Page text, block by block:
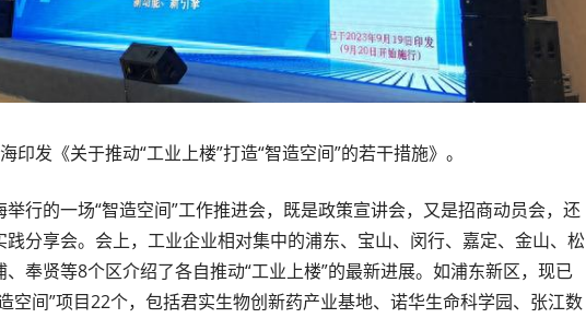
印发《关于推动“工业上楼”打造“智造空间”的若干措施》。
举行的一场“智造空间”工作推进会，既是政策宣讲会，又是招商动员会，还
践分享会。会上，工业企业相对集中的浦东、宝山、闵行、嘉定、金山、松
、奉贤等8个区介绍了各自推动“工业上楼”的最新进展。如浦东新区，现已
空间”项目22个，包括君实生物创新药产业基地、诺华生命科学园、张江数